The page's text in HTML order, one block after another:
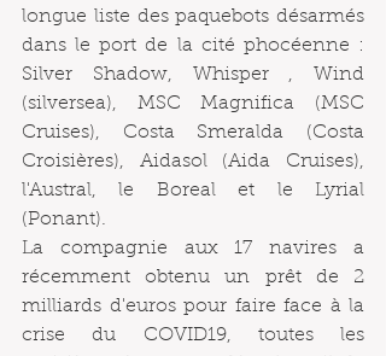
longue liste des paquebots désarmés
dans le port de la cité phocéenne :
Silver Shadow, Whisper , Wind
(silversea), MSC Magnifica (MSC
Cruises), Costa Smeralda (Costa
Croisières), Aidasol (Aida Cruises),
l'Austral, le Boreal et le Lyrial
(Ponant).
La compagnie aux 17 navires a
récemment obtenu un prêt de 2
milliards d'euros pour faire face à la
crise du COVID19, toutes les